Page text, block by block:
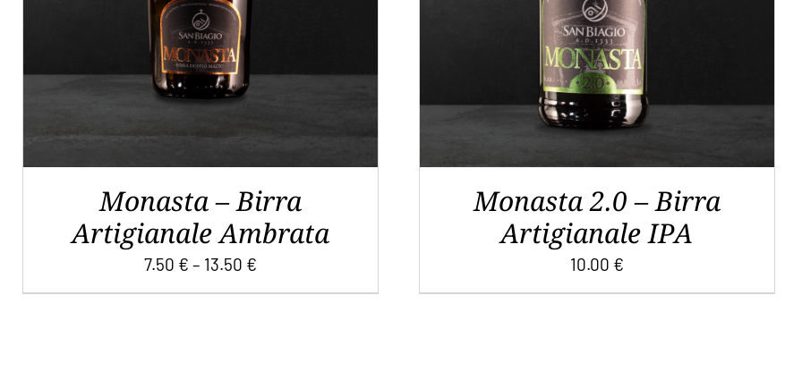
VARIANTI.
LE
OPZIONI
POSSONO
ESSERE
NELLA
PRODOTTO
Monasta – Birra
Artigianale Ambrata
7.50 € – 13.50 €
VARIANTI.
LE
OPZIONI
POSSONO
ESSERE
SCELTE
NELLA
PRODOTTO
Monasta 2.0 – Birra
Artigianale IPA
10.00 €